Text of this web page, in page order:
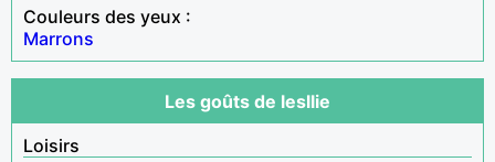
Couleurs des yeux :
Marrons
Les goûts de lesllie
Loisirs